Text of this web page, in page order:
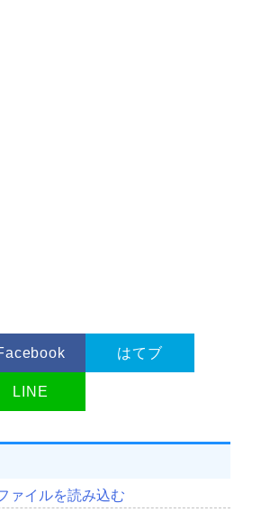
はてブ
LINE
ァイルを読み込む